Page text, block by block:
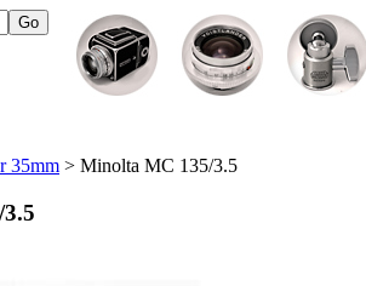
35mm > Minolta MC 135/3.5